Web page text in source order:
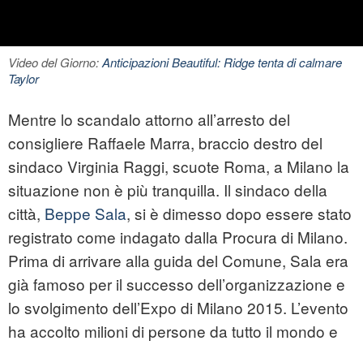
Video del Giorno:Anticipazioni Beautiful: Ridge tenta di calmare
Taylor
Mentre lo scandalo attorno all’arresto del
consigliere Raffaele Marra, braccio destro del
sindaco Virginia Raggi, scuote Roma, a Milano la
situazione non è più tranquilla. Il sindaco della
città, Beppe Sala, si è dimesso dopo essere stato
registrato come indagato dalla Procura di Milano.
Prima di arrivare alla guida del Comune, Sala era
già famoso per il successo dell’organizzazione e
lo svolgimento dell’Expo di Milano 2015. L’evento
ha accolto milioni di persone da tutto il mondo e